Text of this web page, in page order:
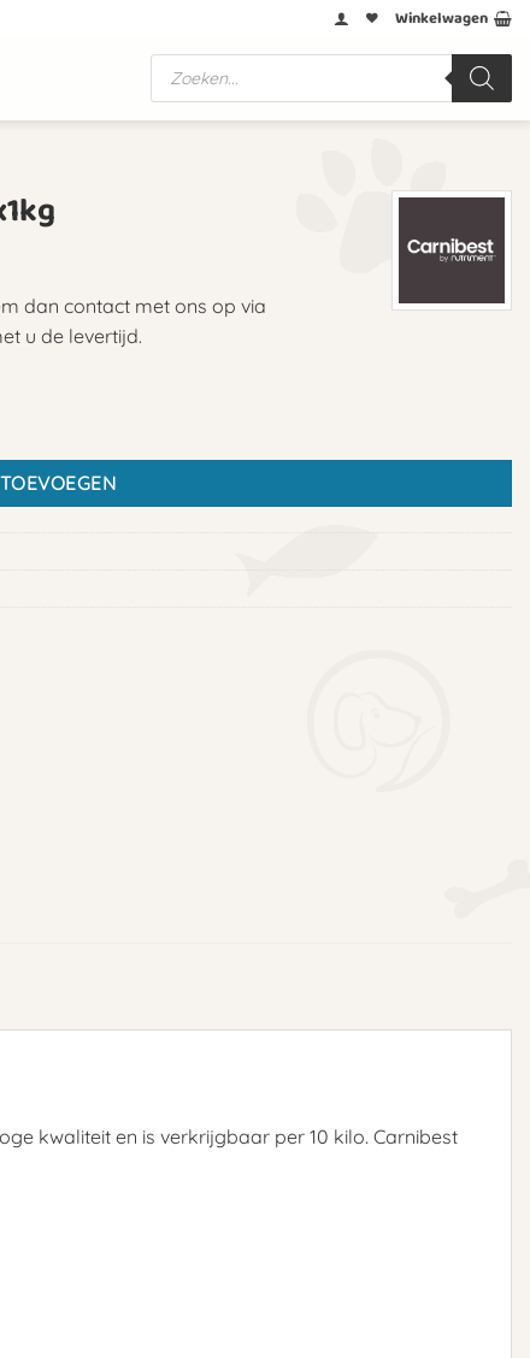
Winkelwagen
Producten
zoeken
dan contact met ons op via
u de levertijd.
TOEVOEGEN
kwaliteit en is verkrijgbaar per 10 kilo. Carnibest